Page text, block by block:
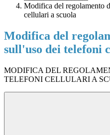
Modifica del regolamento
cellulari a scuola
Modifica del
sull'uso dei telefoni
MODIFICA DEL
TELEFONI CELLULARI A